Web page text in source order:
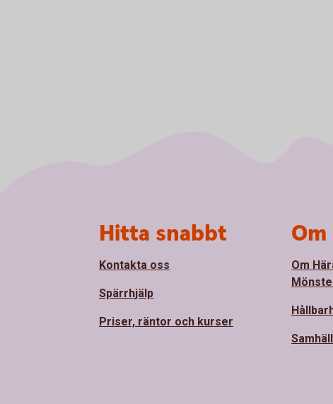
Hitta snabbt
Kontakta oss
Spärrhjälp
Priser, räntor och kurser
Om
Om